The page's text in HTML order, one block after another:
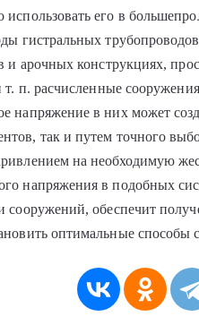
его в
гистральных
арочных конструкциях,
п. расчисленные
напряжение в них может
так и путем точного
на необходимую
напряжения в подобных
обеспечит
оптимальные способы